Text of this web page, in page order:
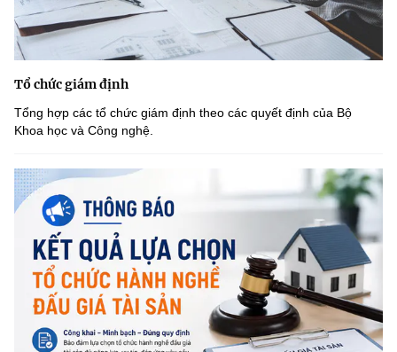
Tổ chức giám định
Tổng hợp các tổ chức giám định theo các quyết định của Bộ
Khoa học và Công nghệ.